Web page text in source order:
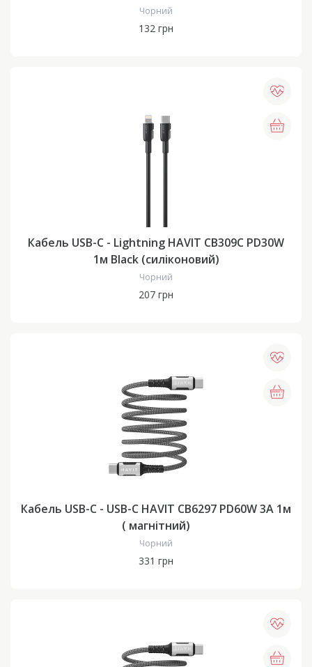
Чорний
132 грн
Кабель USB-C - Lightning HAVIT CB309C PD30W
1м Black (силіконовий)
Чорний
207 грн
Кабель USB-C - USB-C HAVIT CB6297 PD60W 3A 1м
( магнітний)
Чорний
331 грн